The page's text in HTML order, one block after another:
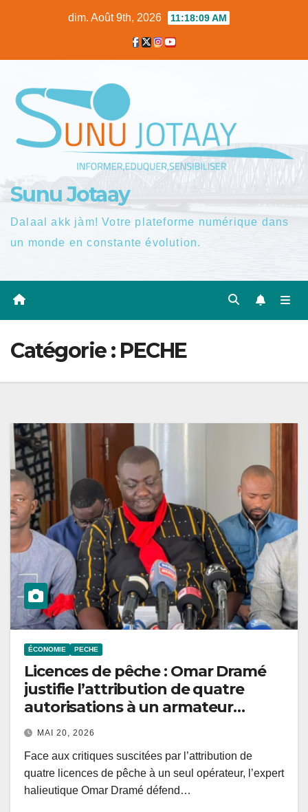
dim. Août 9th, 2026 11:18:10 AM
Sunu Jotaay
Dalaal akk jàm! Votre plateforme numérique dans
un monde en constante évolution.
Catégorie : PECHE
ÉCONOMIE PECHE
Licences de pêche : Omar Dramé
justifie l’attribution de quatre
autorisations à un armateur
sénégalais
MAI 20, 2026
Face aux critiques suscitées par l’attribution de
quatre licences de pêche à un seul opérateur, l’expert
halieutique Omar Dramé défend…